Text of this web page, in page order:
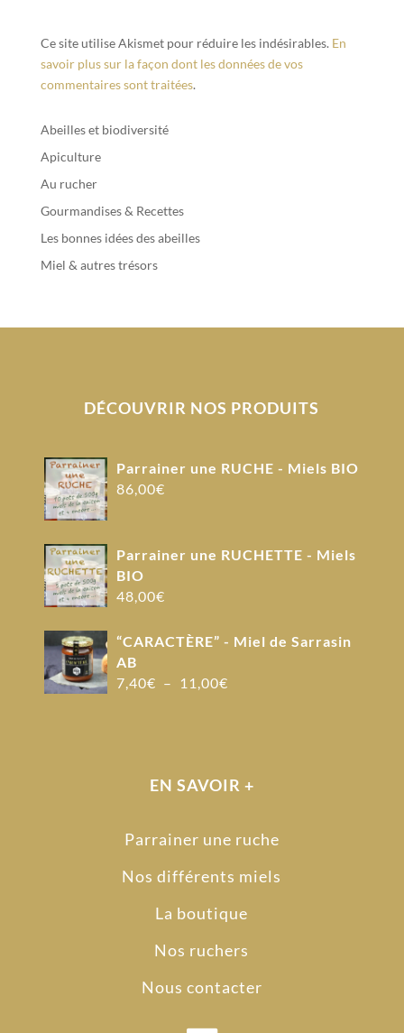
Ce site utilise Akismet pour réduire les indésirables. En
savoir plus sur la façon dont les données de vos
commentaires sont traitées.
Abeilles et biodiversité
Apiculture
Au rucher
Gourmandises & Recettes
Les bonnes idées des abeilles
Miel & autres trésors
DÉCOUVRIR NOS PRODUITS
Parrainer une RUCHE - Miels BIO
86,00€
Parrainer une RUCHETTE - Miels
BIO
48,00€
“CARACTÈRE” - Miel de Sarrasin
AB
7,40€ – 11,00€Plage
11,00€
EN SAVOIR +
Parrainer une ruche
Nos différents miels
La boutique
Nos ruchers
Nous contacter